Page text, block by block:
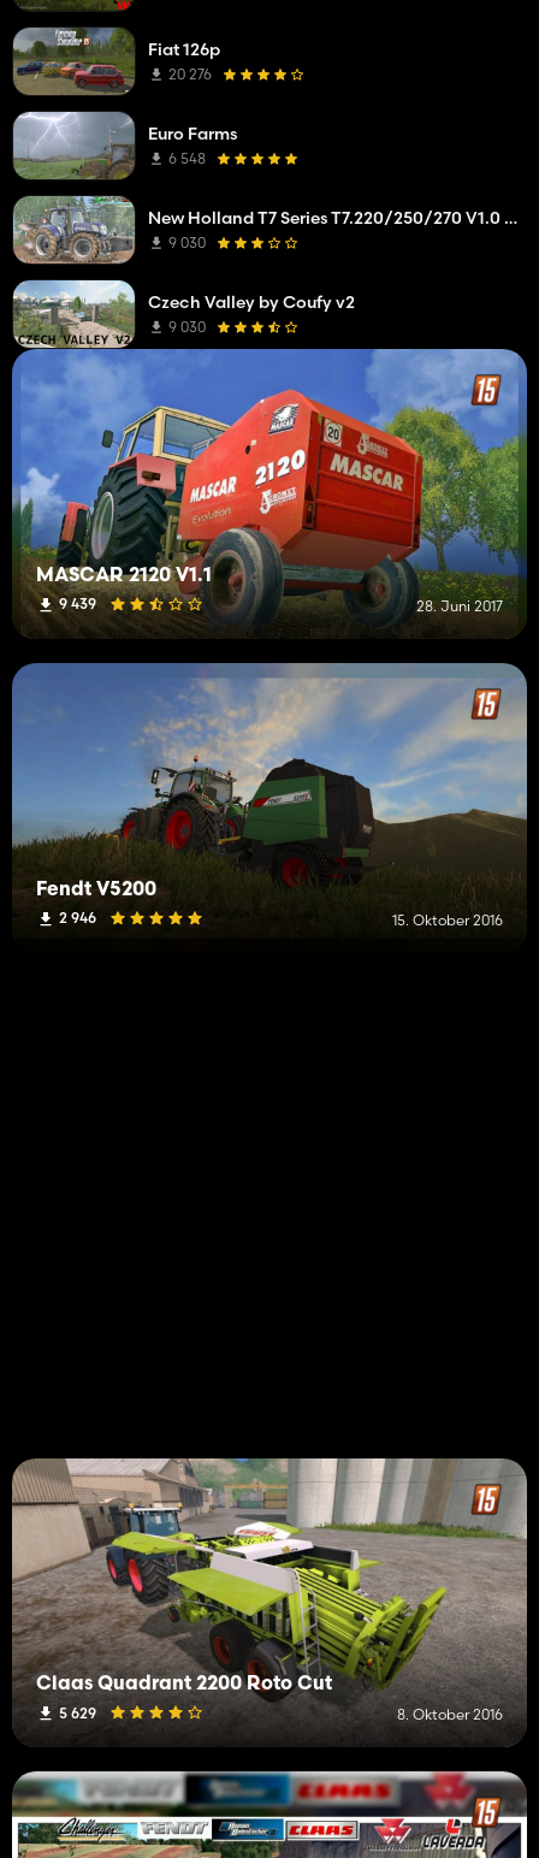
MASCAR 2120 V1.1
9 439 28. Juni 2017
Fendt V5200
2 946 15. Oktober 2016
Claas Quadrant 2200 Roto Cut
5 629 8. Oktober 2016
Fiat 126p
20 276
Euro Farms
6 548
New Holland T7 Series T7.220/250/270 V1.0 Alpha
9 030
Czech Valley by Coufy v2
9 030